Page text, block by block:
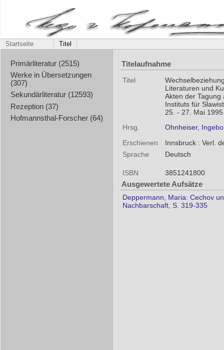
Startseite Titel
Primärliteratur (2515)
Werke in Übersetzungen
(307)
Sekundärliteratur (12593)
Rezeption (37)
Hofmannsthal-Forscher (64)
Titelaufnahme
Titel
Literaturen und
Akten der Tagung
Instituts für
25. - 27. Mai
Hrsg.
Ohnheiser,
Erschienen
Innsbruck : Verl.
Sprache
Deutsch
ISBN 3851241800
Ausgewertete Aufsätze
Deppermann, Maria: Cechov
Nachbarschaft, S. 319-335